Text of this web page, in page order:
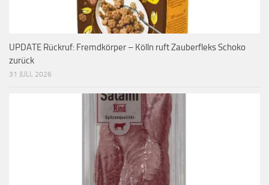
UPDATE Rückruf: Fremdkörper – Kölln ruft Zauberfleks Schoko
zurück
31 JULI, 2026